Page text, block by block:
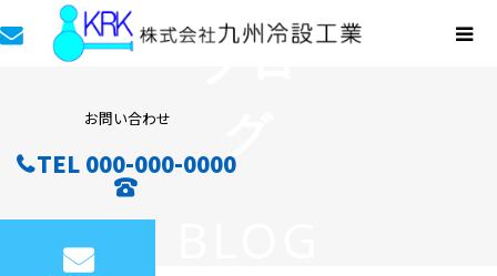
お問い合わせ
TEL 000-000-0000
ブロ